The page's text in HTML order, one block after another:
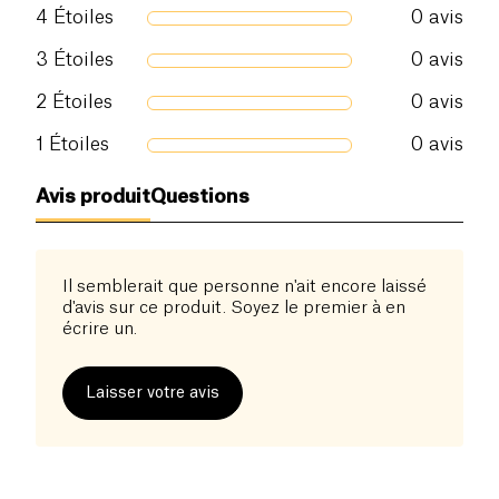
composition naturelle.
4 Étoiles 0 avis
3 Étoiles 0 avis
2 Étoiles 0 avis
1 Étoiles 0 avis
Avis produitQuestions
Il semblerait que personne n'ait encore laissé
d'avis sur ce produit. Soyez le premier à en
écrire un.
Laisser votre avis